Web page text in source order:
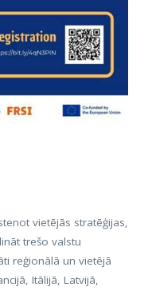
vietējās stratēģijas,
trešo valstu
reģionālā un vietējā
Itālijā, Latvijā,